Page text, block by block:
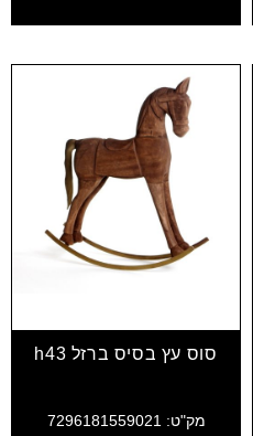
סוס עץ בסיס ברזל h43
מק"ט: 7296181559021